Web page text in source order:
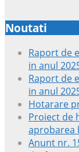
Noutati
Raport de
in anul
Raport de
in anul
Hotarare
Proiect de
aprobarea
Anunt nr.